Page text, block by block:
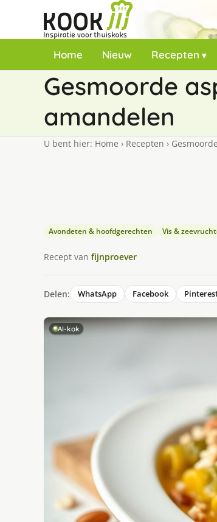
Home Nieuw Recepten
Gesmoorde
amandelen
U bent hier: Home › Recepten ›
Avondeten & hoofdgerechten Vis &
Recept van fijnproever
Delen: WhatsApp Facebook
AI-kok